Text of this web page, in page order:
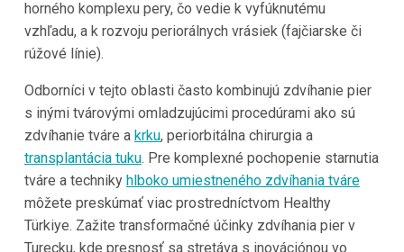
horného komplexu pery, čo vedie k vyfúknutému
vzhľadu, a k rozvoju periorálnych vrásiek (fajčiarske či
rúžové línie).
Odborníci v tejto oblasti často kombinujú zdvíhanie pier
s inými tvárovými omladzujúcimi procedúrami ako sú
zdvíhanie tváre a krku, periorbitálna chirurgia a
transplantácia tuku. Pre komplexné pochopenie starnutia
tváre a techniky hlboko umiestneného zdvíhania tváre
môžete preskúmať viac prostredníctvom Healthy
Türkiye. Zažite transformačné účinky zdvíhania pier v
Turecku, kde presnosť sa stretáva s inovációnou vo